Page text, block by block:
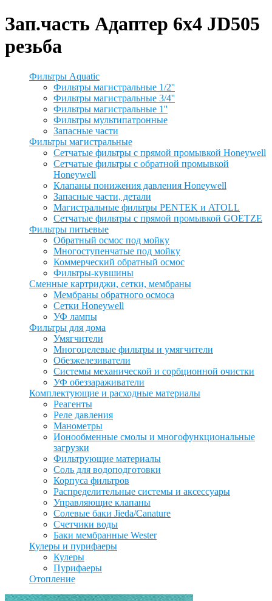
Зап.часть Адаптер 6х4 JD505
резьба
Фильтры Aquatic
Фильтры магистральные 1/2''
Фильтры магистральные 3/4''
Фильтры магистральные 1''
Фильтры мультипатронные
Запасные части
Фильтры магистральные
Сетчатые фильтры с прямой промывкой Honeywell
Сетчатые фильтры с обратной промывкой
Honeywell
Клапаны понижения давления Honeywell
Запасные части, детали
Магистральные фильтры PENTEK и ATOLL
Сетчатые фильтры с прямой промывкой GOETZE
Фильтры питьевые
Обратный осмос под мойку
Многоступенчатые под мойку
Коммерческий обратный осмос
Фильтры-кувшины
Сменные картриджи, сетки, мембраны
Мембраны обратного осмоса
Сетки Honeywell
УФ лампы
Фильтры для дома
Умягчители
Многоцелевые фильтры и умягчители
Обезжелезиватели
Системы механической и сорбционной очистки
УФ обеззараживатели
Комплектующие и расходные материалы
Реагенты
Реле давления
Манометры
Ионообменные смолы и многофункциональные
загрузки
Фильтрующие материалы
Соль для водоподготовки
Корпуса фильтров
Распределительные системы и аксессуары
Управляющие клапаны
Солевые баки Jieda/Canature
Счетчики воды
Баки мембранные Wester
Кулеры и пурифаеры
Кулеры
Пурифаеры
Отопление